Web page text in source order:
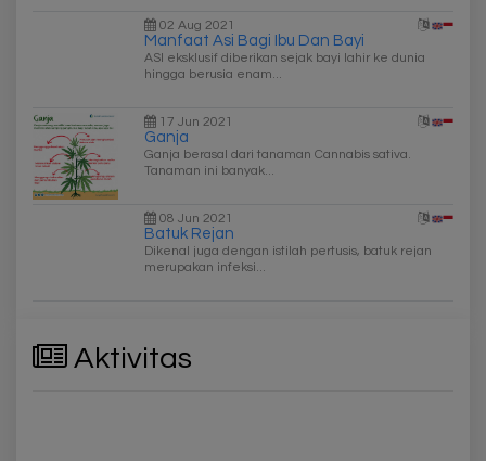
02 Aug 2021
Manfaat Asi Bagi Ibu Dan Bayi
ASI eksklusif diberikan sejak bayi lahir ke dunia
hingga berusia enam...
17 Jun 2021
Ganja
Ganja berasal dari tanaman Cannabis sativa.
Tanaman ini banyak...
08 Jun 2021
Batuk Rejan
Dikenal juga dengan istilah pertusis, batuk rejan
merupakan infeksi...
Aktivitas